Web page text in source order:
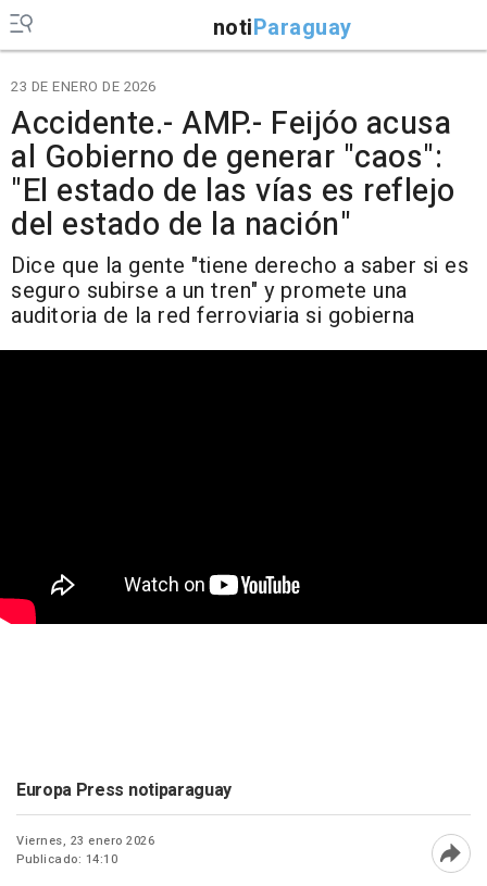
notiParaguay
23 DE ENERO DE 2026
Accidente.- AMP.- Feijóo acusa
al Gobierno de generar "caos":
"El estado de las vías es reflejo
del estado de la nación"
Dice que la gente "tiene derecho a saber si es
seguro subirse a un tren" y promete una
auditoria de la red ferroviaria si gobierna
Europa Press notiparaguay
Viernes, 23 enero 2026
Publicado: 14:10